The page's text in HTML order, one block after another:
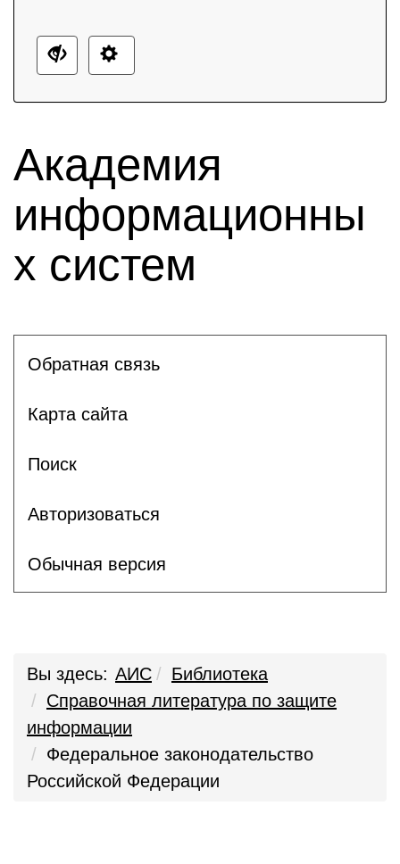
Академия
информационны
х систем
Обратная связь
Карта сайта
Поиск
Авторизоваться
Обычная версия
Вы здесь: АИС
Библиотека
Справочная литература по защите
информации
Федеральное законодательство
Российской Федерации